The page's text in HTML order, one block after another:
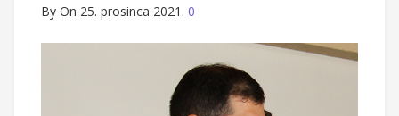
By On 25. prosinca 2021. 0